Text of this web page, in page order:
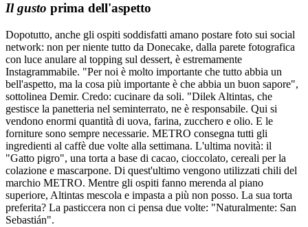
Il gusto prima dell'aspetto
Dopotutto, anche gli ospiti soddisfatti amano postare foto sui social
network: non per niente tutto da Donecake, dalla parete fotografica
con luce anulare al topping sul dessert, è estremamente
Instagrammabile. "Per noi è molto importante che tutto abbia un
bell'aspetto, ma la cosa più importante è che abbia un buon sapore",
sottolinea Demir. Credo: cucinare da soli. "Dilek Altintas, che
gestisce la panetteria nel seminterrato, ne è responsabile. Qui si
vendono enormi quantità di uova, farina, zucchero e olio. E le
forniture sono sempre necessarie. METRO consegna tutti gli
ingredienti al caffè due volte alla settimana. L'ultima novità: il
"Gatto pigro", una torta a base di cacao, cioccolato, cereali per la
colazione e mascarpone. Di quest'ultimo vengono utilizzati chili del
marchio METRO. Mentre gli ospiti fanno merenda al piano
superiore, Altintas mescola e impasta a più non posso. La sua torta
preferita? La pasticcera non ci pensa due volte: "Naturalmente: San
Sebastián".